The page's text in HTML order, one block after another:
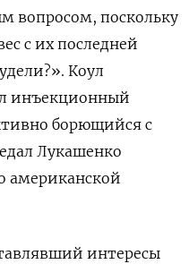
вопросом, поскольку
с их последней
Коул
инъекционный
борющийся с
Лукашенко
американской
интересы